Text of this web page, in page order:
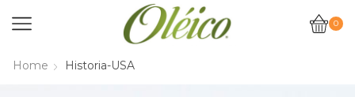
0
Home Historia-USA